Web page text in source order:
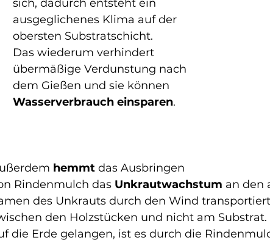
sich, dadurch entsteht ein
ausgeglichenes Klima auf der
obersten Substratschicht.
Das wiederum verhindert
übermäßige Verdunstung nach
dem Gießen und sie können
Wasserverbrauch einsparen.
hemmt das Ausbringen
Rindenmulch das Unkrautwachstum an den
des Unkrauts durch den Wind
den Holzstücken und nicht am
die Erde gelangen, ist es durch die